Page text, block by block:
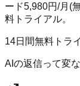
ード5,980円/月(
料トライアル。
14日間無料トラ
AIの返信って変